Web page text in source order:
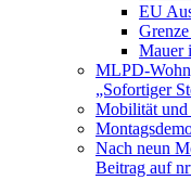
EU
Mauer
MLPD-
„Sofortiger
Mobilität und
Nach neun
Beitrag auf